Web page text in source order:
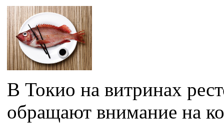
В Токио на витринах
обращают внимание на